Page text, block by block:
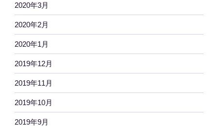
2020年3月
2020年2月
2020年1月
2019年12月
2019年11月
2019年10月
2019年9月